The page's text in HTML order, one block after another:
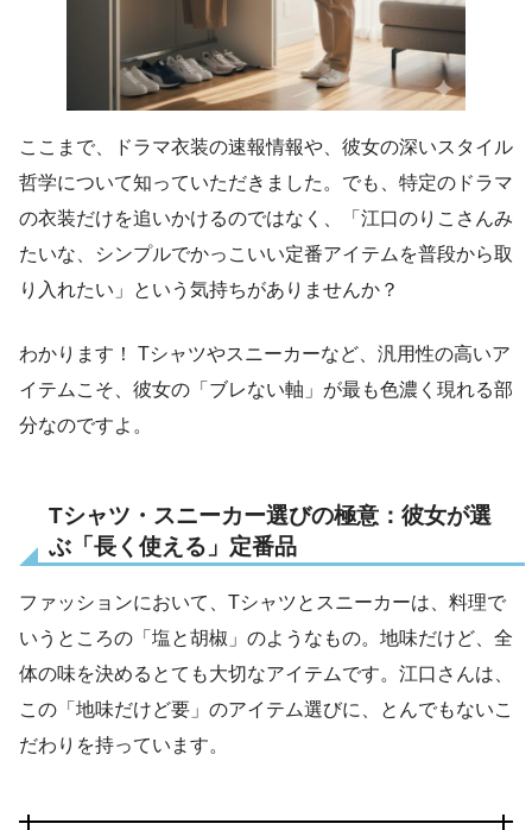
ここまで、ドラマ衣装の速報情報や、彼女の深いスタイル
哲学について知っていただきました。でも、特定のドラマ
の衣装だけを追いかけるのではなく、「江口のりこさんみ
たいな、シンプルでかっこいい定番アイテムを普段から取
り入れたい」という気持ちがありませんか？
わかります！ Tシャツやスニーカーなど、汎用性の高いア
イテムこそ、彼女の「ブレない軸」が最も色濃く現れる部
分なのですよ。
Tシャツ・スニーカー選びの極意：彼女が選
ぶ「長く使える」定番品
ファッションにおいて、Tシャツとスニーカーは、料理で
いうところの「塩と胡椒」のようなもの。地味だけど、全
体の味を決めるとても大切なアイテムです。江口さんは、
この「地味だけど要」のアイテム選びに、とんでもないこ
だわりを持っています。